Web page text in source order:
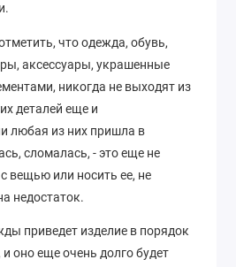
что одежда, обувь,
аксессуары, украшенные
никогда не выходят из
деталей еще и
любая из них пришла в
сломалась, - это еще не
вещью или носить ее, не
недостаток.
приведет изделие в порядок
оно еще очень долго будет